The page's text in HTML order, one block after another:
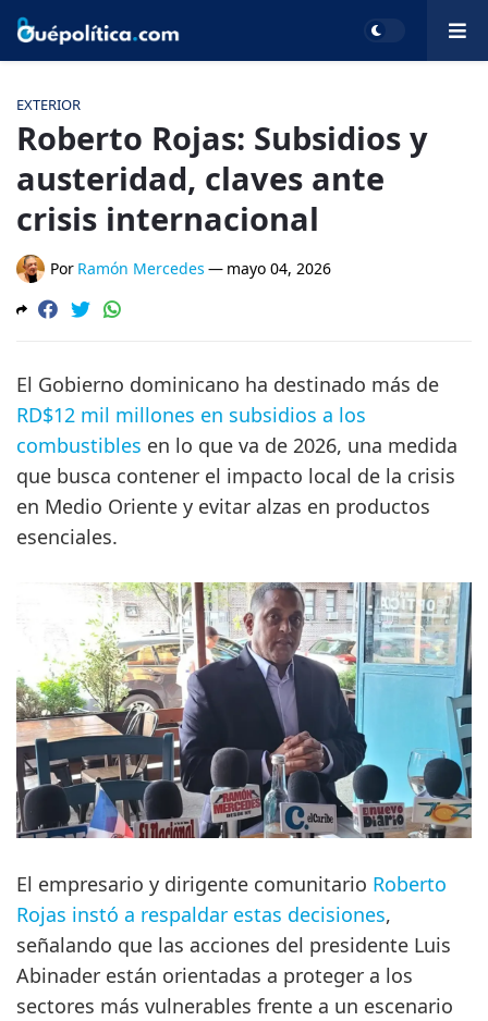
EXTERIOR
Roberto Rojas: Subsidios y
austeridad, claves ante
crisis internacional
Por Ramón Mercedes — mayo 04, 2026
El Gobierno dominicano ha destinado más de
RD$12 mil millones en subsidios a los
combustibles en lo que va de 2026, una medida
que busca contener el impacto local de la crisis
en Medio Oriente y evitar alzas en productos
esenciales.
El empresario y dirigente comunitario Roberto
Rojas instó a respaldar estas decisiones,
señalando que las acciones del presidente Luis
Abinader están orientadas a proteger a los
sectores más vulnerables frente a un escenario